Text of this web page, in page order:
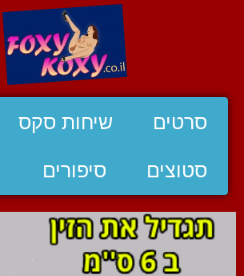
סרטים שיחות סקס
סטוצים סיפורים